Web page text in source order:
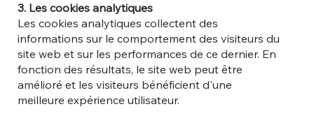
3. Les cookies analytiques
Les cookies analytiques collectent des
informations sur le comportement des visiteurs du
site web et sur les performances de ce dernier. En
fonction des résultats, le site web peut être
amélioré et les visiteurs bénéficient d'une
meilleure expérience utilisateur.